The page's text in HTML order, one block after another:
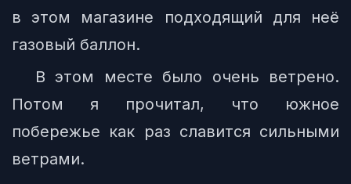
в этом магазине подходящий для неё
газовый баллон.
В этом месте было очень ветрено.
Потом я прочитал, что южное
побережье как раз славится сильными
ветрами.